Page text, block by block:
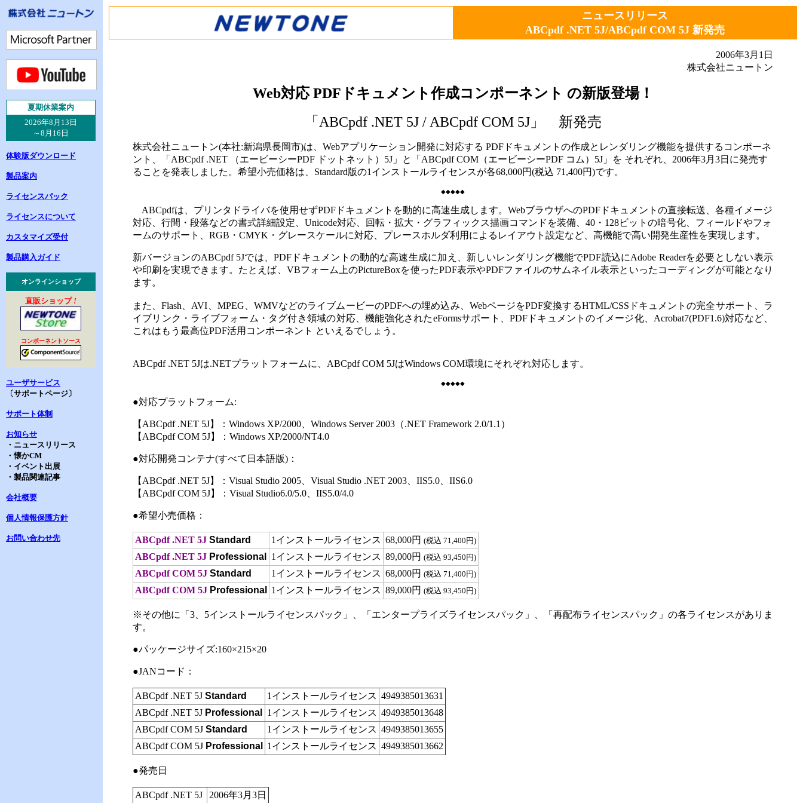
夏期休業案内
2026年8月13日
～8月16日
体験版ダウンロード
製品案内
ライセンスパック
ライセンスについて
カスタマイズ受付
製品購入ガイド
オンラインショップ
直販ショップ!
コンポーネントソース
ユーザサービス
〔サポートページ〕
サポート体制
お知らせ
・ニュースリリース
・懐かCM
・イベント出展
・製品関連記事
会社概要
個人情報保護方針
お問い合わせ先
ニュースリリース
ABCpdf .NET 5J/ABCpdf COM 5J 新発売
2006年3月1日
株式会社ニュートン
Web対応 PDFドキュメント作成コンポーネント の新版登場！
「 ABCpdf .NET 5J / ABCpdf COM 5J」 新発売
株式会社ニュートン(本社:新潟県長岡市)は、Webアプリケーション開発に対応する PDFドキュメントの作成とレンダリング機能を提供するコンポーネ
ント、「ABCpdf .NET （エービーシーPDF ドットネット）5J」と「ABCpdf COM（エービーシーPDF コム）5J」を それぞれ、2006年3月3日に発売す
ることを発表しました。 希望小売価格は、 Standard版の1インストールライセンスが各68,000円(税込 71,400円)です。
◆◆◆◆◆
ABCpdfは、 プリンタドライバを使用せずPDFドキュメントを動的に高速生成します。WebブラウザへのPDFドキュメントの直接転送、各種イメージ
対応、行間・段落などの書式詳細設定、Unicode対応、回転・拡大・グラフィックス描画コマンドを装備、40・128ビットの暗号化、フィールドやフォ
ームのサポート、RGB・CMYK・グレースケールに対応、プレースホルダ利用によるレイアウト設定など、高機能で高い開発生産性を実現します。
新バージョンのABCpdf 5Jでは、PDFドキュメントの動的な高速生成に加え、新しいレンダリング機能でPDF読込にAdobe Readerを必要としない表示
や印刷を実現できます。たとえば、VBフォーム上のPictureBoxを使ったPDF表示やPDFファイルのサムネイル表示といったコーディングが可能となり
ます。
また、Flash、AVI、MPEG、WMVなどのライブムービーのPDFへの埋め込み、 WebページをPDF変換するHTML/CSSドキュメントの完全サポート、ラ
イブリンク・ライブフォーム・タグ付き領域の対応、機能強化されたeFormsサポート、PDFドキュメントのイメージ化、Acrobat7(PDF1.6)対応など、
これはもう最高位PDF活用コンポーネント といえるでしょう。
ABCpdf .NET 5Jは.NETプラットフォームに、 ABCpdf COM 5JはWindows COM環境にそれぞれ対応します。
◆◆◆◆◆
●対応プラットフォーム:
【 ABCpdf .NET 5J】：Windows XP/2000、Windows Server 2003（.NET Framework 2.0/1.1 ）
【 ABCpdf COM 5J】：Windows XP/2000/NT4.0
●対応開発コンテナ(すべて日本語版)：
【 ABCpdf .NET 5J】：Visual Studio 2005、Visual Studio .NET 2003、IIS5.0、IIS6.0
【 ABCpdf COM 5J】：Visual Studio6.0/5.0、IIS5.0/4.0
●希望小売価格：
ABCpdf .NET 5J Standard 1インストールライセンス 68,000円 (税込 71,400円)
ABCpdf .NET 5J Professional 1インストールライセンス 89,000円 (税込 93,450円)
ABCpdf COM 5J Standard 1インストールライセンス 68,000円 (税込 71,400円)
ABCpdf COM 5J Professional 1インストールライセンス 89,000円 (税込 93,450円)
※その他に「3、5インストールライセンスパック」、「エンタープライズライセンスパック」、「再配布ライセンスパック」の各ライセンスがありま
す。
●パッケージサイズ:160×215×20
●JANコード：
ABCpdf .NET 5J Standard 1インストールライセンス 4949385013631
ABCpdf .NET 5J Professional 1インストールライセンス 4949385013648
ABCpdf COM 5J Standard 1インストールライセンス 4949385013655
ABCpdf COM 5J Professional 1インストールライセンス 4949385013662
●発売日
ABCpdf .NET 5J 2006年3月3日